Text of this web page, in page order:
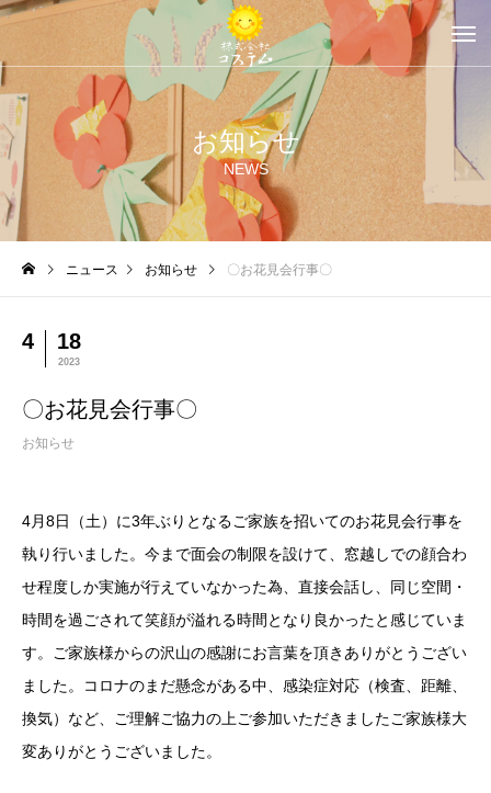
お知らせ
NEWS
ニュース お知らせ 〇お花見会行事〇
4 18
2023
〇お花見会行事〇
お知らせ
4月8日（土）に3年ぶりとなるご家族を招いてのお花見会行事を
執り行いました。今まで面会の制限を設けて、窓越しでの顔合わ
せ程度しか実施が行えていなかった為、直接会話し、同じ空間・
時間を過ごされて笑顔が溢れる時間となり良かったと感じていま
す。ご家族様からの沢山の感謝にお言葉を頂きありがとうござい
ました。コロナのまだ懸念がある中、感染症対応（検査、距離、
換気）など、ご理解ご協力の上ご参加いただきましたご家族様大
変ありがとうございました。